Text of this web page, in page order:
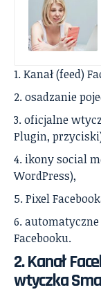
Kanał (feed)
osadzanie
oficjalne
Plugin,
ikony social
WordPress),
Pixel
Facebooku.
2. Kanał
wtyczka